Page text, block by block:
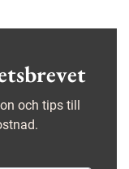
och tips till